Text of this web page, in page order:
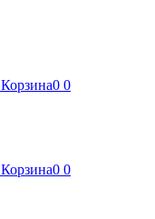
Корзина0 0
Корзина0 0